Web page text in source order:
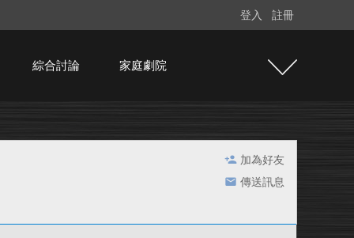
登入 註冊
綜合討論 家庭劇院
加為好友
傳送訊息